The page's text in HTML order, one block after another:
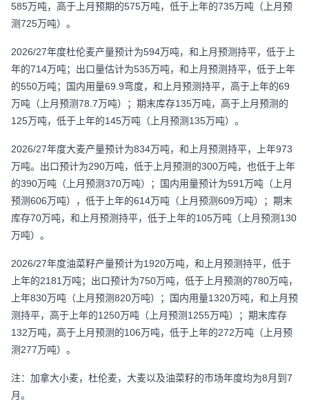
585万吨，高于上月预期的575万吨，低于上年的735万吨（上月预
测725万吨）。
2026/27年度杜伦麦产量预计为594万吨，和上月预测持平，低于上
年的714万吨；出口量估计为535万吨，和上月预测持平，低于上年
的550万吨；国内用量69.9弯度，和上月预测持平，高于上年的69
万吨（上月预测78.7万吨）；期末库存135万吨，高于上月预测的
125万吨，低于上年的145万吨（上月预测135万吨）。
2026/27年度大麦产量预计为834万吨，和上月预测持平，上年973
万吨。出口预计为290万吨，低于上月预测的300万吨，也低于上年
的390万吨（上月预测370万吨）；国内用量预计为591万吨（上月
预测606万吨），低于上年的614万吨（上月预测609万吨）；期末
库存70万吨，和上月预测持平，低于上年的105万吨（上月预测130
万吨）。
2026/27年度油菜籽产量预计为1920万吨，和上月预测持平，低于
上年的2181万吨；出口预计为750万吨，低于上月预测的780万吨，
上年830万吨（上月预测820万吨）；国内用量1320万吨，和上月预
测持平，高于上年的1250万吨（上月预测1255万吨）；期末库存
132万吨，高于上月预测的106万吨，低于上年的272万吨（上月预
测277万吨）。
注：加拿大小麦，杜伦麦，大麦以及油菜籽的市场年度均为8月到7
月。